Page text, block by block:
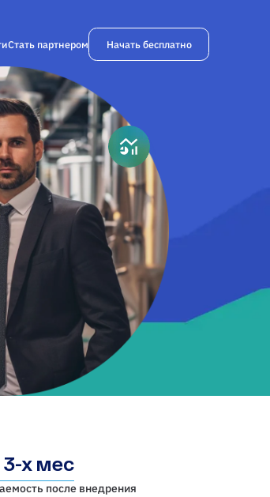
Стать партнером Начать бесплатно
х мес
после внедрения